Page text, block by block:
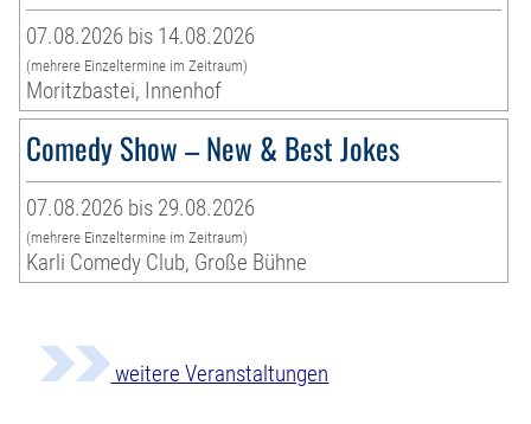
07.08.2026 bis 14.08.2026
(mehrere Einzeltermine im Zeitraum)
Moritzbastei, Innenhof
Comedy Show – New & Best Jokes
07.08.2026 bis 29.08.2026
(mehrere Einzeltermine im Zeitraum)
Karli Comedy Club, Große Bühne
weitere Veranstaltungen